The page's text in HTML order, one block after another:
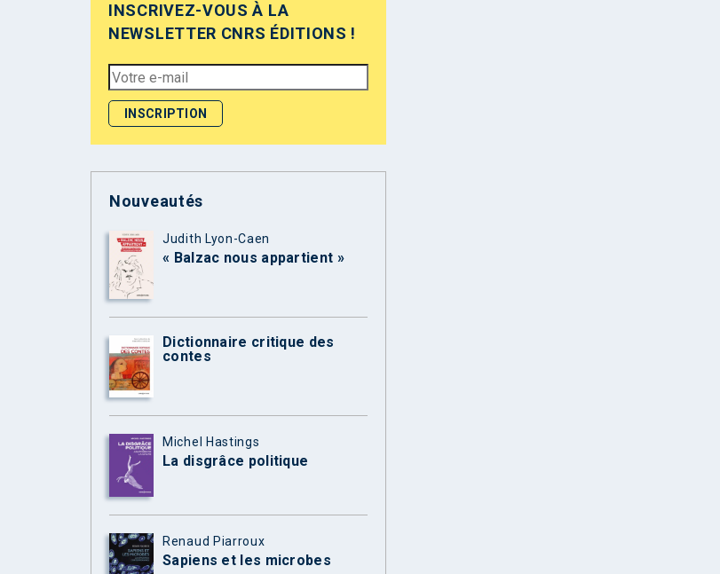
INSCRIVEZ-VOUS À LA
NEWSLETTER CNRS ÉDITIONS !
Nouveautés
Judith Lyon-Caen
« Balzac nous appartient »
Dictionnaire critique des
contes
Michel Hastings
La disgrâce politique
Renaud Piarroux
Sapiens et les microbes